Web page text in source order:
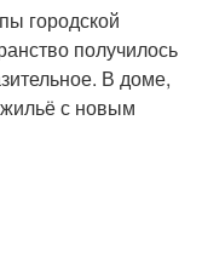
городской
получилось
В доме,
жильё с новым